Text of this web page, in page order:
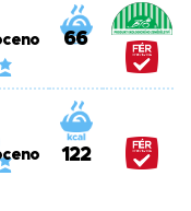
66
122